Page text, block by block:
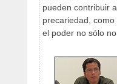
pueden contribuir
precariedad,
el poder no sólo